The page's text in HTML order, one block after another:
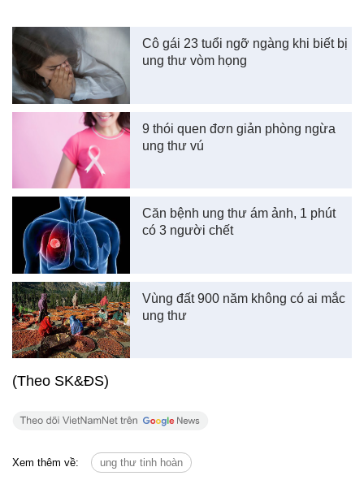
Cô gái 23 tuổi ngỡ ngàng khi biết bị
ung thư vòm họng
9 thói quen đơn giản phòng ngừa
ung thư vú
Căn bệnh ung thư ám ảnh, 1 phút
có 3 người chết
Vùng đất 900 năm không có ai mắc
ung thư
(Theo SK&ĐS)
Xem thêm về: ung thư tinh hoàn